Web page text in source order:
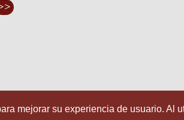
mejorar su experiencia de usuario. Al